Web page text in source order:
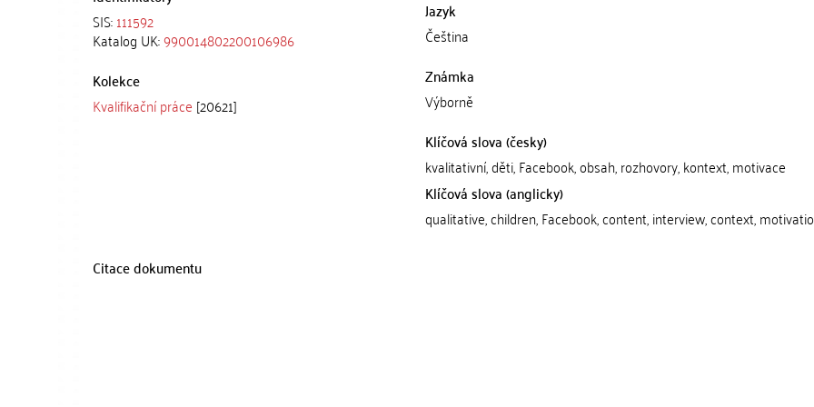
SIS:111592
Katalog UK:990014802200106986
Kolekce
Kvalifikační práce [20621]
Jazyk
Čeština
Známka
Výborně
Klíčová slova (česky)
kvalitativní, děti, Facebook, obsah, rozhovory, kontext, motivace
Klíčová slova (anglicky)
qualitative, children, Facebook, content, interview, context,
Citace dokumentu